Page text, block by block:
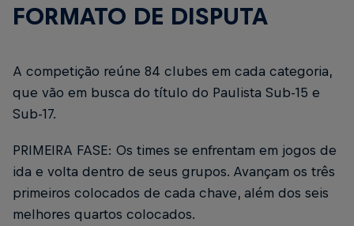
FORMATO DE DISPUTA
A competição reúne 84 clubes em cada categoria,
que vão em busca do título do Paulista Sub-15 e
Sub-17.
PRIMEIRA FASE: Os times se enfrentam em jogos de
ida e volta dentro de seus grupos. Avançam os três
primeiros colocados de cada chave, além dos seis
melhores quartos colocados.